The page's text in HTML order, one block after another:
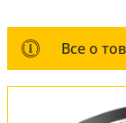
Все о
Все о